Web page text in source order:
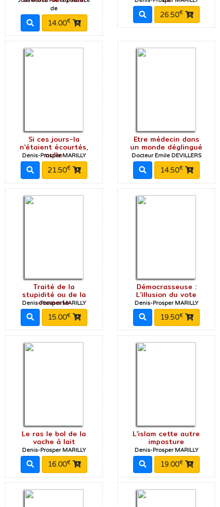
de
14.00€
26.50€
Si ces jours-la
n'étaient écourtés,
nulle
Denis-Prosper MARILLY
21.50€
Etre médecin dans
un monde déglingué
Docteur Emile DEVILLERS
14.50€
Traité de la
stupidité ou de la
connerie
Denis-Prosper MARILLY
15.00€
Démocrasseuse :
L'illusion du vote
Denis-Prosper MARILLY
19.50€
Le ras le bol de la
vache à lait
Denis-Prosper MARILLY
16.00€
L'islam cette autre
imposture
Denis-Prosper MARILLY
19.00€